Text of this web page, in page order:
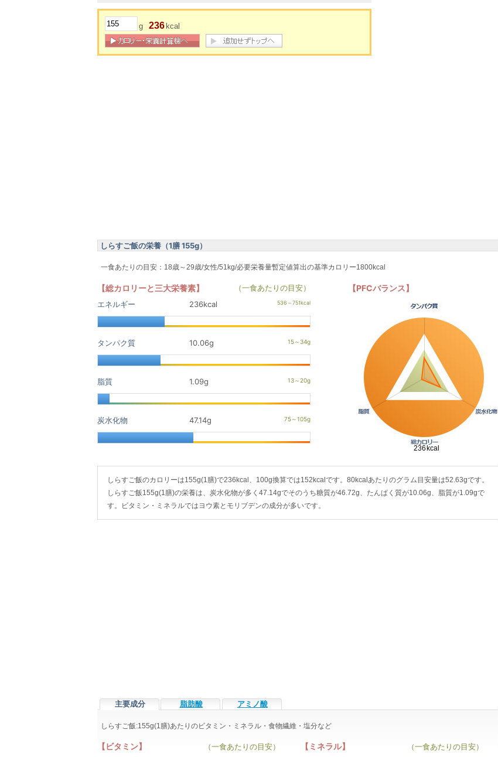
g 236 kcal
しらすご飯の栄養（1膳 155g）
一食あたりの目安：18歳～29歳/女性/51kg/必要栄養量暫定値算出の基準カロリー1800kcal
【総カロリーと三大栄養素】
（一食あたりの目安）
エネルギー
236kcal
タンパク質 10.06g
脂質 1.09g
炭水化物 47.14g
【PFCバランス】
しらすご飯のカロリーは155g(1膳)で236kcal、100g換算では152kcalです。80kcalあたりのグラム目安量は52.63gです。
しらすご飯155g(1膳)の栄養は、炭水化物が多く47.14gでそのうち糖質が46.72g、たんぱく質が10.06g、脂質が1.09gで
す。ビタミン・ミネラルではヨウ素とモリブデンの成分が多いです。
主要成分 脂肪酸 アミノ酸
しらすご飯:155g(1膳)あたりのビタミン・ミネラル・食物繊維・塩分など
【ビタミン】
（一食あたりの目安）
【ミネラル】
（一食あたりの目安）